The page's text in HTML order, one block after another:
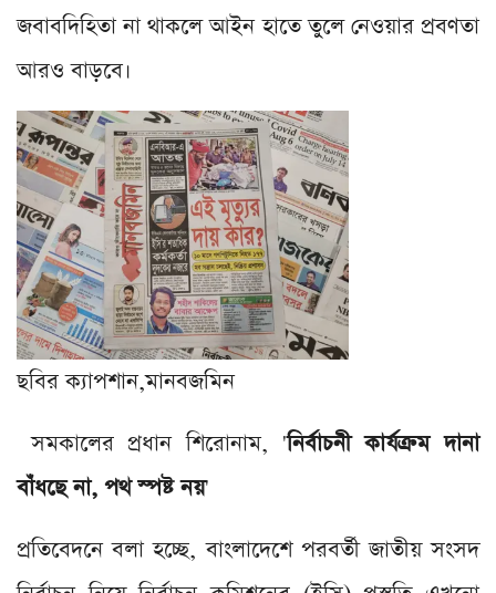
জবাবদিহিতা না থাকলে আইন হাতে তুলে নেওয়ার প্রবণতা
আরও বাড়বে।
ছবির ক্যাপশান,মানবজমিন
সমকালের প্রধান শিরোনাম, 'নির্বাচনী কার্যক্রম দানা
বাঁধছে না, পথ স্পষ্ট নয়'
প্রতিবেদনে বলা হচ্ছে, বাংলাদেশে পরবর্তী জাতীয় সংসদ